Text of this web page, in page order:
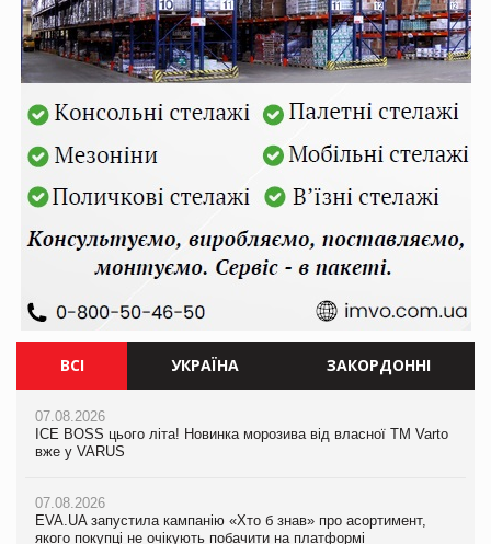
ВСІ УКРАЇНА ЗАКОРДОННІ
07.08.2026
ICE BOSS цього літа! Новинка морозива від власної ТМ Varto
вже у VARUS
07.08.2026
EVA.UA запустила кампанію «Хто б знав» про асортимент,
якого покупці не очікують побачити на платформі
07.08.2026
ICE BOSS цього літа! Новинка морозива від власної ТМ Varto
вже у VARUS
07.08.2026
EVA.UA запустила кампанію «Хто б знав» про асортимент,
якого покупці не очікують побачити на платформі
07.08.2026
Kraft Heinz скоротила збиток у першому півріччі
Продажі Hugo Boss впали на 9%